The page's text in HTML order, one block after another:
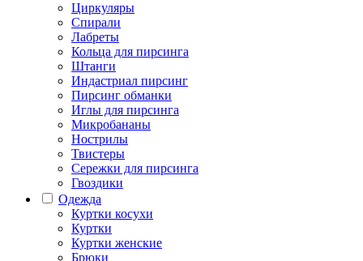
Циркуляры
Спирали
Лабреты
Кольца для пирсинга
Штанги
Индастриал пирсинг
Пирсинг обманки
Иглы для пирсинга
Микробананы
Нострилы
Твистеры
Сережки для пирсинга
Гвоздики
Одежда
Куртки косухи
Куртки
Куртки женские
Брюки